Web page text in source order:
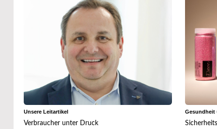
Unsere Leitartikel
Verbraucher unter Druck
Gesundheit